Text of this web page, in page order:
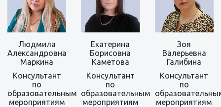
Людмила
Александровна
Маркина
Консультант
по
образовательным
мероприятиям
Екатерина
Борисовна
Каметова
Консультант
по
образовательным
мероприятиям
Зоя
Валерьевна
Галибина
Консультант
по
мероприятиям